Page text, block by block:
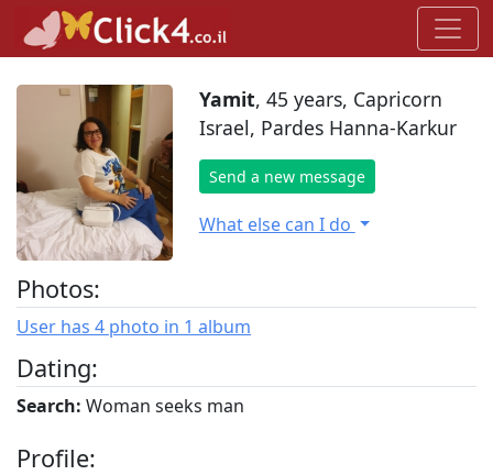
Yamit, 45 years, Capricorn
Israel, Pardes Hanna-Karkur
Send a new message
What else can I do
Photos:
User has 4 photo in 1 album
Dating:
Search: Woman seeks man
Profile: